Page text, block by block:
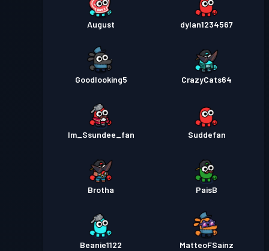
August dylan1234567
Goodlooking5 CrazyCats64
Im_Ssundee_fan Suddefan
Brotha PaisB
Beanie1122 MatteoFSainz